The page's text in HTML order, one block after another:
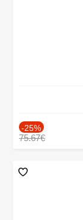
-25%
75.67€